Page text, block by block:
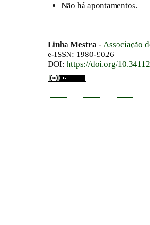
Não há apontamentos.
Linha Mestra - Associação
e-ISSN: 1980-9026
DOI: https://doi.org/